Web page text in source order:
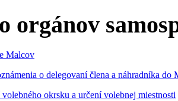
orgánov
Malcov
o delegovaní člena a náhradníka
okrsku a určení volebnej miestnosti